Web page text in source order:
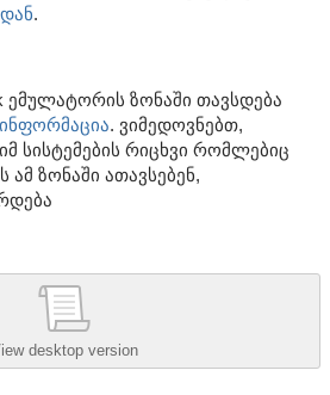
.
ემულატორის ზონაში თავსდება
. ვიმედოვნებთ,
სისტემების რიცხვი რომლებიც
ზონაში ათავსებენ,
desktop version